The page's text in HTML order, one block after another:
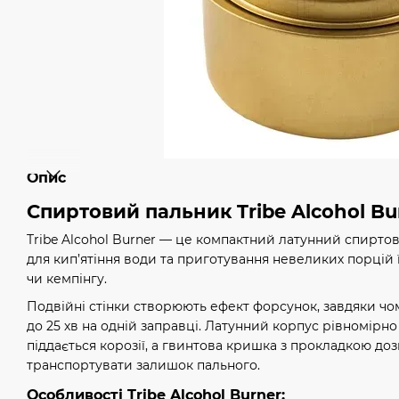
Опис
Спиртовий пальник Tribe Alcohol
Tribe Alcohol Burner — це компактний латунний
для кип’ятіння води та приготування невеликих порцій
чи кемпінгу.
Подвійні стінки створюють ефект форсунок, завдяки
до 25 хв на одній заправці. Латунний корпус
піддається корозії, а гвинтова кришка з прокладкою
транспортувати залишок пального.
Особливості Tribe Alcohol Burner: